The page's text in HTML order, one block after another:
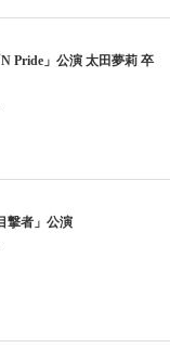
Pride」公演 太田夢莉 卒
撃者」公演